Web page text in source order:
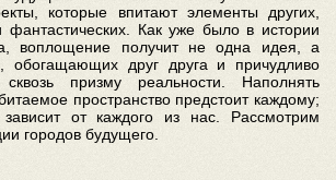
которые впитают элементы других,
фантастических. Как уже было в истории
воплощение получит не одна идея, а
обогащающих друг друга и причудливо
призму реальности. Наполнять
пространство предстоит каждому;
от каждого из нас. Рассмотрим
городов будущего.